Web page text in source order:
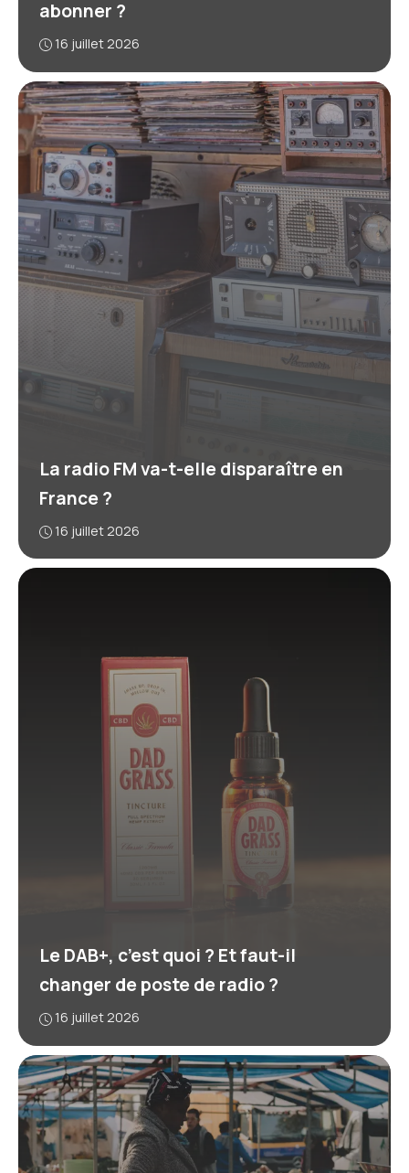
abonner ?
16 juillet 2026
La radio FM va-t-elle disparaître en
France ?
16 juillet 2026
Le DAB+, c’est quoi ? Et faut-il
changer de poste de radio ?
16 juillet 2026